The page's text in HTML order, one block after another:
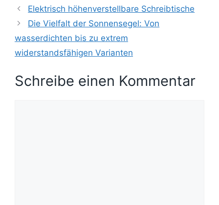
Elektrisch höhenverstellbare Schreibtische
Die Vielfalt der Sonnensegel: Von
wasserdichten bis zu extrem
widerstandsfähigen Varianten
Schreibe einen Kommentar